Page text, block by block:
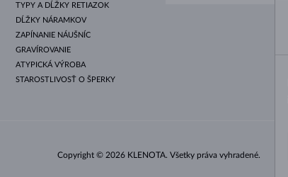
TYPY A DĹŽKY RETIAZOK
DĹŽKY NÁRAMKOV
ZAPÍNANIE NÁUŠNÍC
GRAVÍROVANIE
ATYPICKÁ VÝROBA
STAROSTLIVOSŤ O ŠPERKY
Copyright © 2026 KLENOTA. Všetky práva vyhradené.